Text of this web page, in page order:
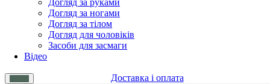
Догляд за руками
Догляд за ногами
Догляд за тілом
Догляд для чоловіків
Засоби для засмаги
Відео
Доставка і оплата